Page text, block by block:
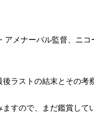
メナーバル監督、ニ
ラストの結末とその考
すので、まだ鑑賞して